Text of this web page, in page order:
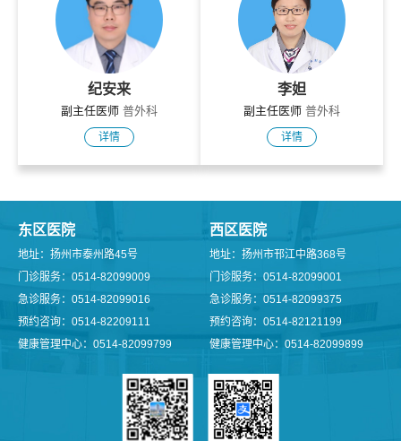
纪安来
副主任医师 普外科
详情
李妲
副主任医师 普外科
详情
东区医院
地址：扬州市泰州路45号
门诊服务：0514-82099009
急诊服务：0514-82099016
预约咨询：0514-82209111
健康管理中心：0514-82099799
西区医院
地址：扬州市邗江中路368号
门诊服务：0514-82099001
急诊服务：0514-82099375
预约咨询：0514-82121199
健康管理中心：0514-82099899